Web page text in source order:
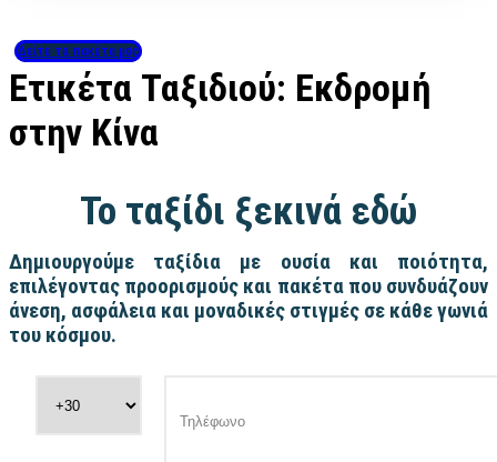
Δείτε τα πακέτα μας
Ετικέτα Ταξιδιού: Εκδρομή
στην Κίνα
Το ταξίδι ξεκινά εδώ
Δημιουργούμε ταξίδια με ουσία και ποιότητα,
επιλέγοντας προορισμούς και πακέτα που συνδυάζουν
άνεση, ασφάλεια και μοναδικές στιγμές σε κάθε γωνιά
του κόσμου.